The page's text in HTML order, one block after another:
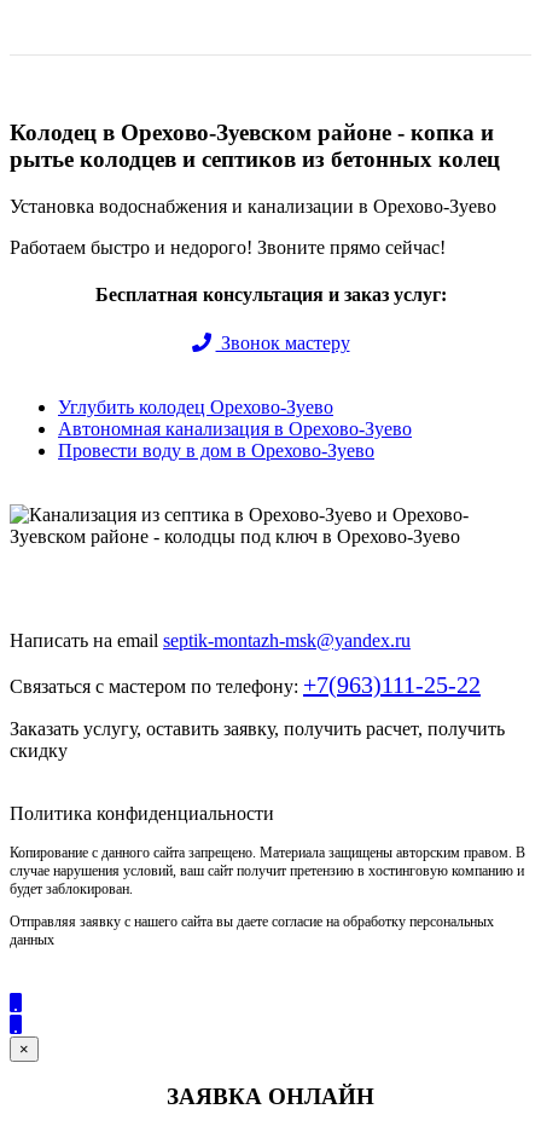
Колодец в Орехово-Зуевском районе - копка и
рытье колодцев и септиков из бетонных колец
Установка водоснабжения и канализации в Орехово-Зуево
Работаем быстро и недорого! Звоните прямо сейчас!
Бесплатная консультация и заказ услуг:
Звонок мастеру
Углубить колодец Орехово-Зуево
Автономная канализация в Орехово-Зуево
Провести воду в дом в Орехово-Зуево
Написать на email septik-montazh-msk@yandex.ru
Связаться с мастером по телефону: +7(963)111-25-22
Заказать услугу, оставить заявку, получить расчет, получить
скидку
Политика конфиденциальности
Копирование с данного сайта запрещено. Материала защищены авторским правом. В
случае нарушения условий, ваш сайт получит претензию в хостинговую компанию и
будет заблокирован.
Отправляя заявку с нашего сайта вы даете согласие на обработку персональных
данных
×
ЗАЯВКА ОНЛАЙН